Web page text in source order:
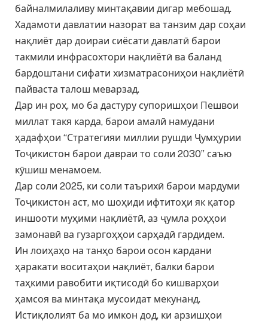
байналмилаливу минтақавии дигар мебошад.
Хадамоти давлатии назорат ва танзим дар соҳаи
нақлиёт дар доираи сиёсати давлатӣ барои
такмили инфрасохтори нақлиётӣ ва баланд
бардоштани сифати хизматрасониҳои нақлиётӣ
пайваста талош меварзад.
Дар ин роҳ, мо ба дастуру супоришҳои Пешвои
миллат такя карда, барои амалӣ намудани
ҳадафҳои “Стратегияи миллии рушди Ҷумҳурии
Тоҷикистон барои давраи то соли 2030” саъю
кӯшиш менамоем.
Дар соли 2025, ки соли таърихӣ барои мардуми
Тоҷикистон аст, мо шоҳиди ифтитоҳи як қатор
иншооти муҳими нақлиётӣ, аз ҷумла роҳҳои
замонавӣ ва гузаргоҳҳои сарҳадӣ гардидем.
Ин лоиҳаҳо на танҳо барои осон кардани
ҳаракати воситаҳои нақлиёт, балки барои
таҳкими равобити иқтисодӣ бо кишварҳои
ҳамсоя ва минтақа мусоидат мекунанд.
Истиқлолият ба мо имкон дод, ки арзишҳои